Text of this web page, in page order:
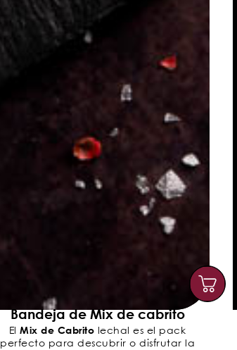
Bandeja de Mix de cabrito
ElMix de Cabrito lechal es el pack
perfecto para descubrir o disfrutar la